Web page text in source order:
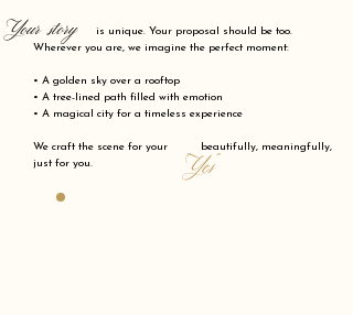
is unique. Your proposal should be too.
Wherever you are, we imagine the perfect moment:
• A golden sky over a rooftop
• A tree-lined path filled with emotion
• A magical city for a timeless experience
We craft the scene for your beautifully, meaningfully,
just for you.
"Yes"
Your story